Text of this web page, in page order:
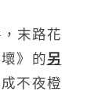
末路花
》的另
不夜橙